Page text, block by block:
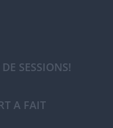
SESSIONS!
A FAIT